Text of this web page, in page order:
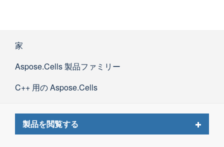
家
Aspose.Cells 製品ファミリー
C++ 用の Aspose.Cells
製品を閲覧する
Toggle